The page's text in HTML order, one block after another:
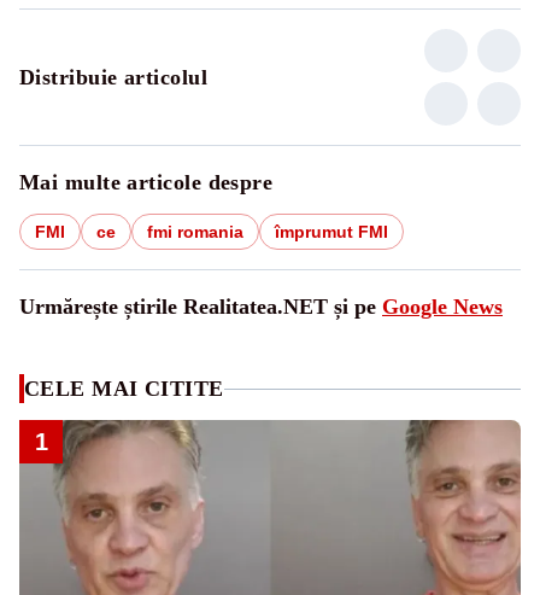
Distribuie articolul
Mai multe articole despre
FMI ce fmi romania împrumut FMI
Urmărește știrile Realitatea.NET și pe Google News
CELE MAI CITITE
1